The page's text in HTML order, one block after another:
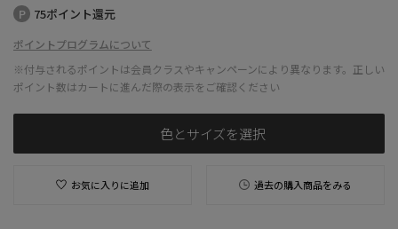
75ポイント還元
ポイントプログラムについて
※付与されるポイントは会員クラスやキャンペーンにより異なります。正しい
ポイント数はカートに進んだ際の表示をご確認ください
色とサイズを選択
お気に入りに追加 過去の購入商品をみる